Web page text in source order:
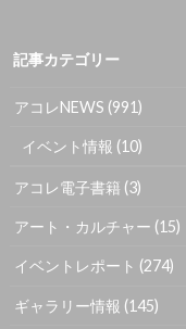
記事カテゴリー
アコレNEWS (991)
イベント情報 (10)
アコレ電子書籍 (3)
アート・カルチャー (15)
イベントレポート (274)
ギャラリー情報 (145)